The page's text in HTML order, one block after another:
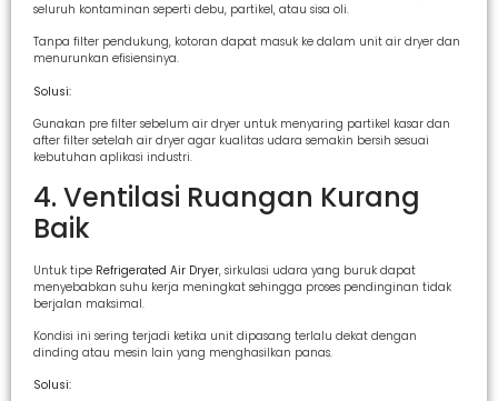
seluruh kontaminan seperti debu, partikel, atau sisa oli.
Tanpa filter pendukung, kotoran dapat masuk ke dalam unit air dryer dan
menurunkan efisiensinya.
Solusi:
Gunakan pre filter sebelum air dryer untuk menyaring partikel kasar dan
after filter setelah air dryer agar kualitas udara semakin bersih sesuai
kebutuhan aplikasi industri.
4. Ventilasi Ruangan Kurang
Baik
Untuk tipe Refrigerated Air Dryer, sirkulasi udara yang buruk dapat
menyebabkan suhu kerja meningkat sehingga proses pendinginan tidak
berjalan maksimal.
Kondisi ini sering terjadi ketika unit dipasang terlalu dekat dengan
dinding atau mesin lain yang menghasilkan panas.
Solusi: